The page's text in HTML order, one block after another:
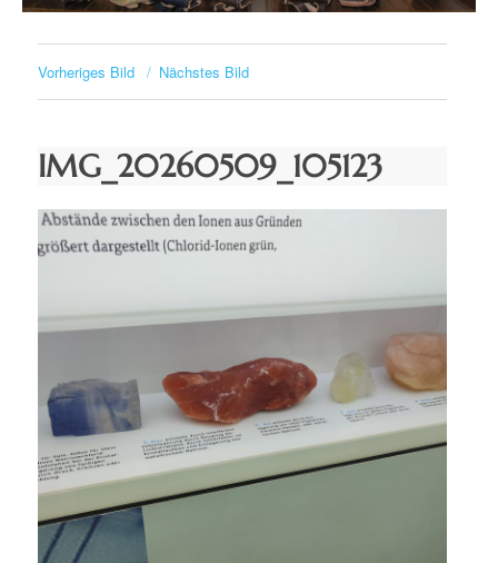
Vorheriges Bild Nächstes Bild
IMG_20260509_105123